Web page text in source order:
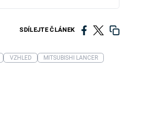
SDÍLEJTE ČLÁNEK
VZHLED MITSUBISHI LANCER